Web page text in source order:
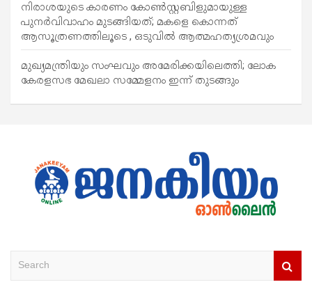
നിരാശയുടെ കാരണം കോണ്‍സ്റ്റബിളുമായുള്ള
പുനര്‍വിവാഹം മുടങ്ങിയത്; മകളെ കൊന്നത്
ആസൂത്രണത്തിലൂടെ , ഒടുവിൽ ആത്മഹത്യശ്രമവും
മുഖ്യമന്ത്രിയും സംഘവും അമേരിക്കയിലെത്തി; ലോക
കേരളസഭ മേഖലാ സമ്മേളനം ഇന്ന് തുടങ്ങും